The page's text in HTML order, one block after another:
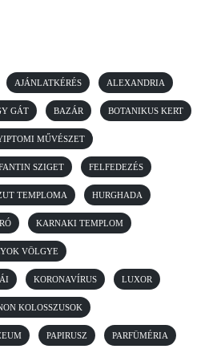
AJÁNLATKÉRÉS ALEXANDRIA
GÁT BAZÁR BOTANIKUS KERT
MŰVÉSZET
SZIGET FELFEDEZÉS
TEMPLOMA HURGHADA
KARNAKI TEMPLOM
VÖLGYE
KORONAVÍRUS LUXOR
KOLOSSZUSOK
PAPIRUSZ PARFÜMÉRIA